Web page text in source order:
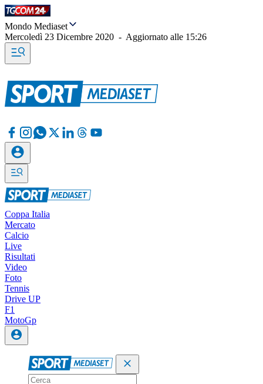
Mondo Mediaset
Mercoledì 23 Dicembre 2020 - Aggiornato alle 15:26
Coppa Italia
Mercato
Calcio
Live
Risultati
Video
Foto
Tennis
Drive UP
F1
MotoGp